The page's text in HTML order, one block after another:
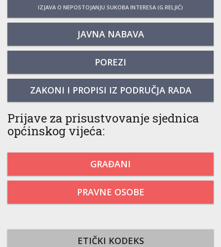
IZJAVA O NEPOSTOJANJU SUKOBA INTERESA (G.RELJIĆ)
JAVNA NABAVA
POREZI
ZAKONI I PROPISI IZ PODRUČJA RADA
Prijave za prisustvovanje sjednica
općinskog vijeća:
GRAĐANI
PRAVNE OSOBE
ETIČKI KODEKS